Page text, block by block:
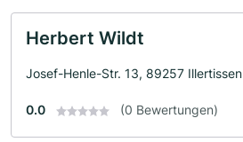
Herbert Wildt
Josef-Henle-Str. 13, 89257 Illertissen
0.0 (0 Bewertungen)